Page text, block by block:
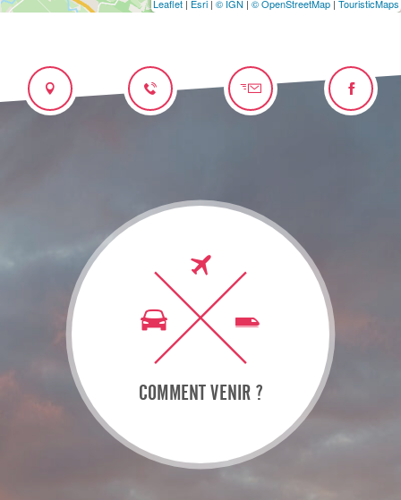
Leaflet | Esri | © IGN | © OpenStreetMap | TouristicMaps
COMMENT VENIR ?